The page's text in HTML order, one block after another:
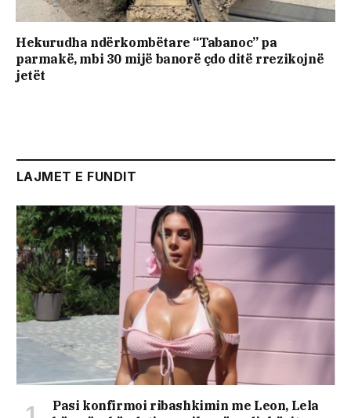
Hekurudha ndërkombëtare “Tabanoc” pa
parmakë, mbi 30 mijë banorë çdo ditë rrezikojnë
jetët
LAJMET E FUNDIT
Pasi konfirmoi ribashkimin me Leon, Lela